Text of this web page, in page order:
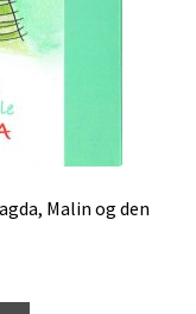
Malin og den